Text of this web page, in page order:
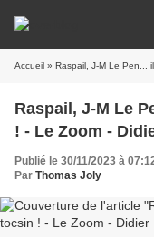
Accueil » Raspail, J-M Le Pen...
Raspail, J-M Le
! - Le Zoom -
Publié le 30/11/2023 à
Par Thomas Joly